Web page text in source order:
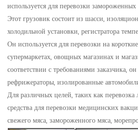
используется для перевозки
Этот грузовик состоит из шасси,
холодильной установки, регистратора
Он используется для перевозки на
супермаркетах, овощных магазинах и
соответствии с требованиями заказчика,
рефрижераторы, изолированные
Для различных целей, таких как
средства для перевозки медицинских
свежего мяса, замороженного мяса,